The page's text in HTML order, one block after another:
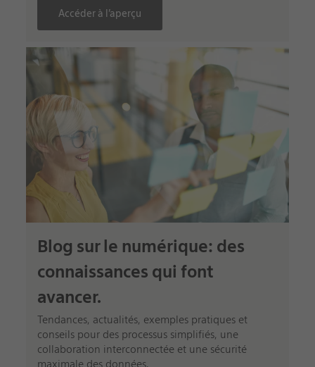
Accéder à l’aperçu
Blog sur le numérique: des
connaissances qui font
avancer.
Tendances, actualités, exemples pratiques et
conseils pour des processus simplifiés, une
collaboration interconnectée et une sécurité
maximale des données.